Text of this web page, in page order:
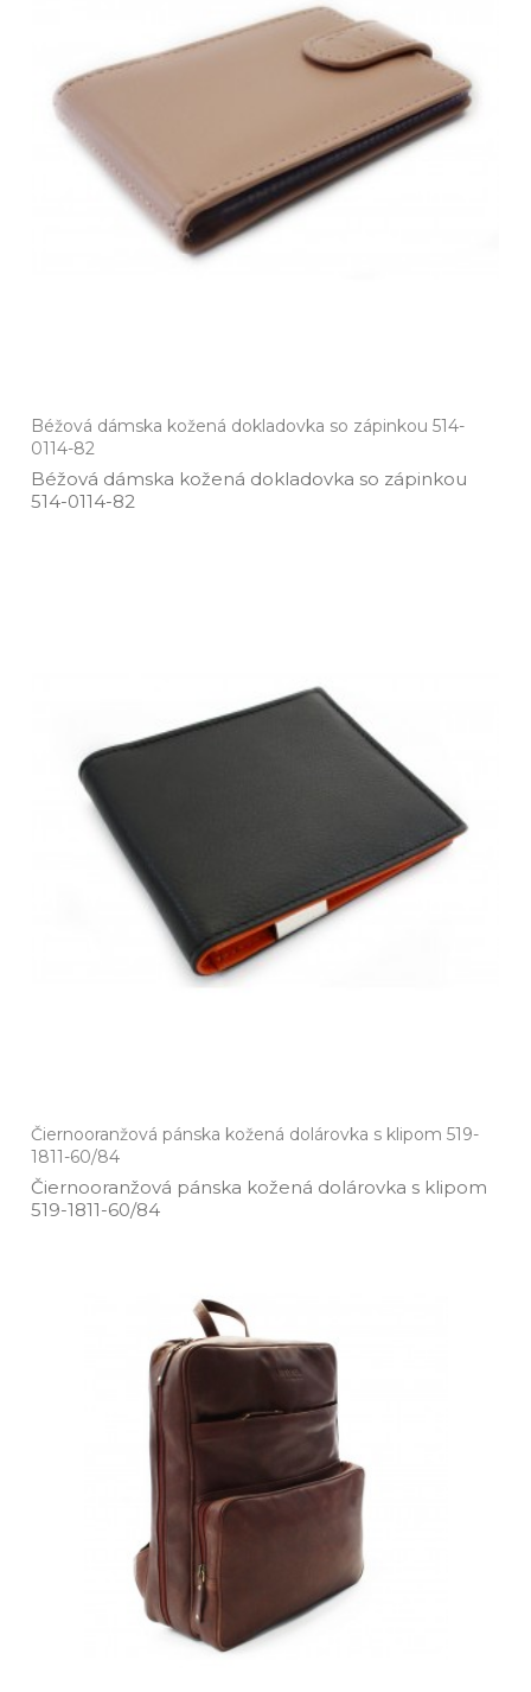
Béžová dámska kožená dokladovka so zápinkou 514-
0114-82
Béžová dámska kožená dokladovka so zápinkou
514­-0114­-82
Čiernooranžová pánska kožená dolárovka s klipom 519-
1811-60/84
Čiernooranžová pánska kožená dolárovka s klipom
519­-1811­-60/84